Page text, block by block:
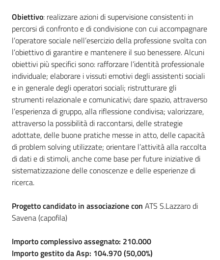
Obiettivo: realizzare azioni di supervisione consistenti in
percorsi di confronto e di condivisione con cui accompagnare
l’operatore sociale nell’esercizio della professione svolta con
l’obiettivo di garantire e mantenere il suo benessere. Alcuni
obiettivi più specifici sono: rafforzare l’identità professionale
individuale; elaborare i vissuti emotivi degli assistenti sociali
e in generale degli operatori sociali; ristrutturare gli
strumenti relazionale e comunicativi; dare spazio, attraverso
l’esperienza di gruppo, alla riflessione condivisa; valorizzare,
attraverso la possibilità di raccontarsi, delle strategie
adottate, delle buone pratiche messe in atto, delle capacità
di problem solving utilizzate; orientare l’attività alla raccolta
di dati e di stimoli, anche come base per future iniziative di
sistematizzazione delle conoscenze e delle esperienze di
ricerca.
Progetto candidato in associazione con ATS S.Lazzaro di
Savena (capofila)
Importo complessivo assegnato: 210.000
Importo gestito da Asp: 104.970 (50,00%)